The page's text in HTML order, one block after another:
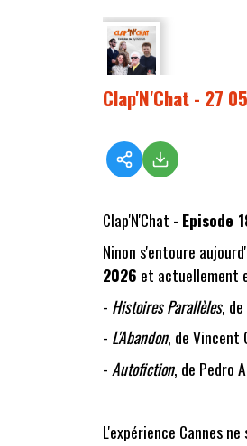
Clap'N'Chat - 27
Clap'N'Chat - Episode
Ninon s'entoure
2026 et actuellement
- Histoires Parallèles, de
- L'Abandon, deVincent
- Autofiction, de Pedro
L'expérience Cannes